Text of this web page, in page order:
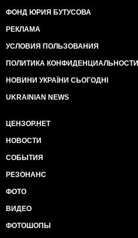
ФОНД ЮРИЯ БУТУСОВА
РЕКЛАМА
УСЛОВИЯ ПОЛЬЗОВАНИЯ
ПОЛИТИКА КОНФИДЕНЦИАЛЬНОСТИ
НОВИНИ УКРАЇНИ СЬОГОДНІ
UKRAINIAN NEWS
ЦЕНЗОР.НЕТ
НОВОСТИ
СОБЫТИЯ
РЕЗОНАНС
ФОТО
ВИДЕО
ФОТОШОПЫ